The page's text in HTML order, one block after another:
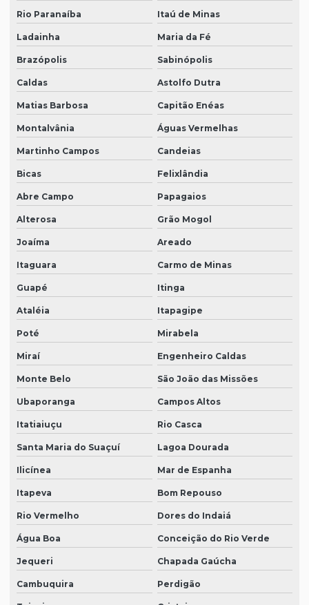
Rio Paranaíba Itaú de Minas
Ladainha Maria da Fé
Brazópolis Sabinópolis
Caldas Astolfo Dutra
Matias Barbosa Capitão Enéas
Montalvânia Águas Vermelhas
Martinho Campos Candeias
Bicas Felixlândia
Abre Campo Papagaios
Alterosa Grão Mogol
Joaíma Areado
Itaguara Carmo de Minas
Guapé Itinga
Ataléia Itapagipe
Poté Mirabela
Miraí Engenheiro Caldas
Monte Belo São João das Missões
Ubaporanga Campos Altos
Itatiaiuçu Rio Casca
Santa Maria do Suaçuí Lagoa Dourada
Ilicínea Mar de Espanha
Itapeva Bom Repouso
Rio Vermelho Dores do Indaiá
Água Boa Conceição do Rio Verde
Jequeri Chapada Gaúcha
Cambuquira Perdigão